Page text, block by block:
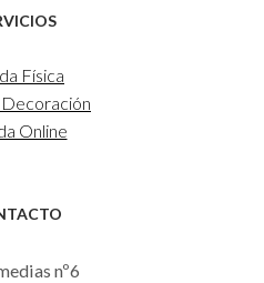
Física
Online
nº6